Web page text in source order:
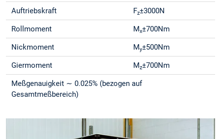
Auftriebskraft Fz±3000N
Rollmoment Mx±700Nm
Nickmoment My±500Nm
Giermoment Mz±700Nm
Meßgenauigkeit ∼ 0.025% (bezogen auf
Gesamtmeßbereich)